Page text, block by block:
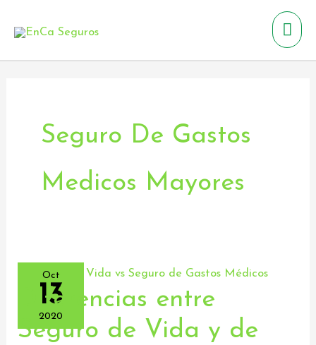
Seguro De Gastos
Medicos Mayores
Oct
13
2020
Diferencias entre
Seguro de Vida y de
Diferencias
entre
Seguro